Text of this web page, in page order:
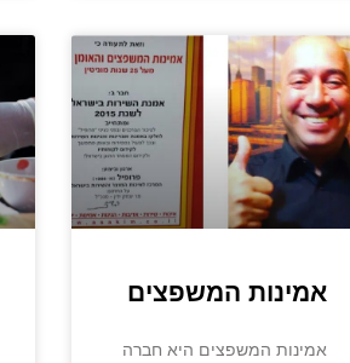
אמינות המשפצים
אמינות המשפצים היא חברה